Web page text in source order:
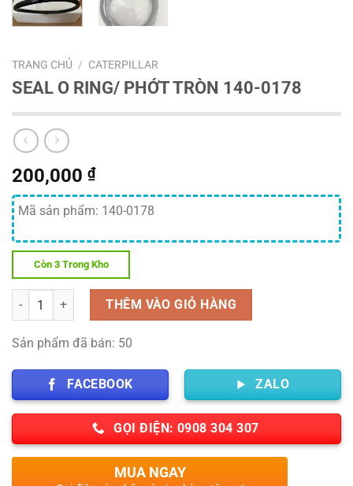
TRANG CHỦ / CATERPILLAR
SEAL O RING/ PHỚT TRÒN 140-0178
200,000 ₫
Mã sản phẩm: 140-0178
Còn 3 Trong Kho
Số lượng THÊM VÀO GIỎ HÀNG
Sản phẩm đã bán: 50
FACEBOOK ZALO
GỌI ĐIỆN: 0908 304 307
MUA NGAY